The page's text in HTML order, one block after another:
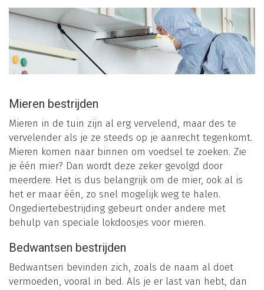
Mieren bestrijden
Mieren in de tuin zijn al erg vervelend, maar des te
vervelender als je ze steeds op je aanrecht tegenkomt.
Mieren komen naar binnen om voedsel te zoeken. Zie
je één mier? Dan wordt deze zeker gevolgd door
meerdere. Het is dus belangrijk om de mier, ook al is
het er maar één, zo snel mogelijk weg te halen.
Ongediertebestrijding gebeurt onder andere met
behulp van speciale lokdoosjes voor mieren.
Bedwantsen bestrijden
Bedwantsen bevinden zich, zoals de naam al doet
vermoeden, vooral in bed. Als je er last van hebt, dan